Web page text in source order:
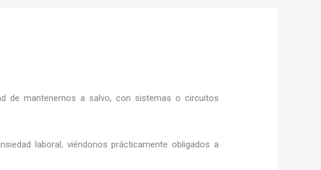
de mantenernos a salvo, con sistemas o circuitos
laboral, viéndonos prácticamente obligados a